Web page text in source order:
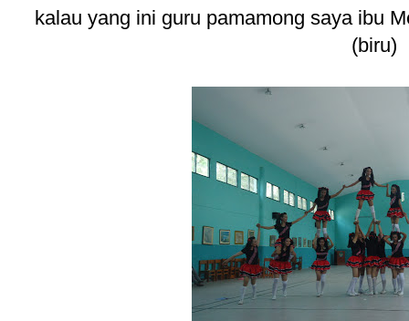
kalau yang ini guru pamamong saya ibu
(biru)